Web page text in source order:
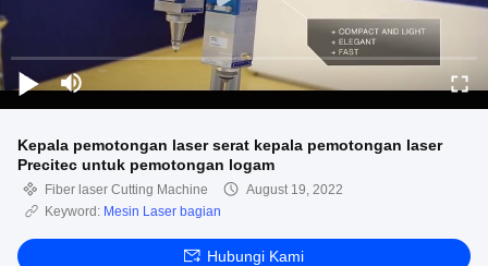
Kepala pemotongan laser serat kepala pemotongan laser
Precitec untuk pemotongan logam
Fiber laser Cutting Machine
August 19, 2022
Keyword: Mesin Laser bagian
Hubungi Kami